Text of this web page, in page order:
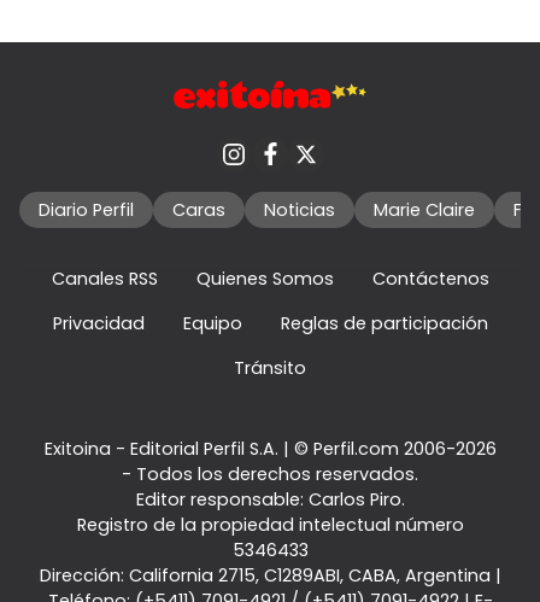
Diario Perfil Caras Noticias Marie Claire
Canales RSS Quienes Somos
Contáctenos
Privacidad
Equipo
Reglas de participación
Tránsito
Exitoina - Editorial Perfil S.A. | © Perfil.com 2006-2026
- Todos los derechos reservados.
Editor responsable: Carlos Piro.
Registro de la propiedad intelectual número
5346433
Dirección: California 2715, C1289ABI, CABA, Argentina |